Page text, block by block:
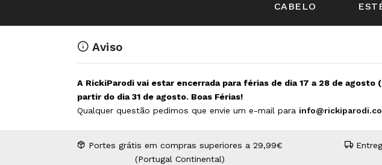
CABELO
Aviso
A RickiParodi vai estar encerrada para férias de dia 17 a 28 de
partir do dia 31 de agosto. Boas Férias!
Qualquer questão pedimos que envie um e-mail para
Portes grátis em compras superiores a 29,99€
(Portugal Continental)